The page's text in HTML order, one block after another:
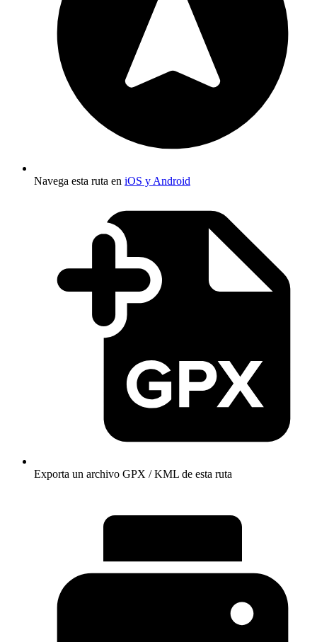
Navega esta ruta en iOS y Android
Exporta un archivo GPX / KML de esta ruta